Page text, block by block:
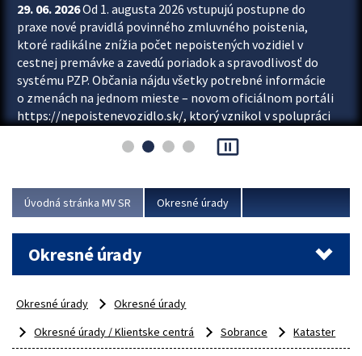
29. 06. 2026Od 1. augusta 2026 vstupujú postupne do
praxe nové pravidlá povinného zmluvného poistenia,
ktoré radikálne znížia počet nepoistených vozidiel v
cestnej premávke a zavedú poriadok a spravodlivosť do
systému PZP. Občania nájdu všetky potrebné informácie
o zmenách na jednom mieste – novom oficiálnom portáli
https://nepoistenevozidlo.sk/, ktorý vznikol v spolupráci
asociácie poisťovní (SLASPO) a Ministerstva vnútra SR.
Viac
pause_presentation
Úvodná stránka MV SR Okresné úrady
Okresné úrady
Okresné úrady
Okresné úrady
Okresné úrady / Klientske centrá
Sobrance Kataster